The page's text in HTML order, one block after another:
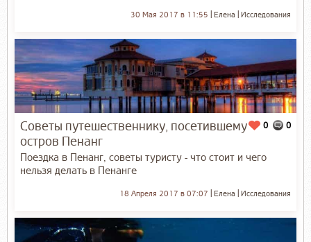
Исследования
Елена
30 Мая 2017 в 11:55
0
0
Советы путешественнику, посетившему
остров Пенанг
Поездка в Пенанг, советы туристу - что стоит и чего
нельзя делать в Пенанге
Исследования
Елена
18 Апреля 2017 в 07:07